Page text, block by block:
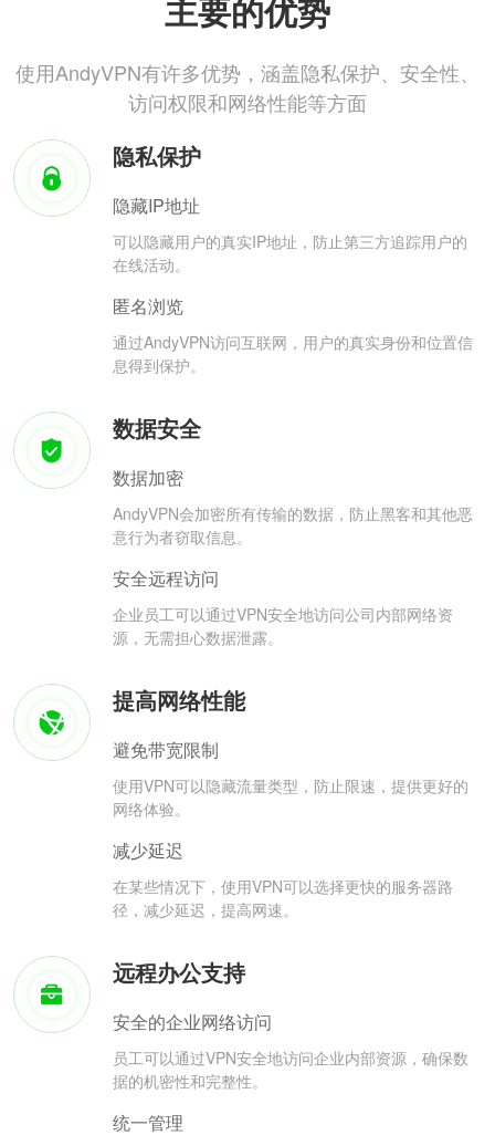
主要的优势
使用AndyVPN有许多优势，涵盖隐私保护、安全性、
访问权限和网络性能等方面
隐私保护
隐藏IP地址
可以隐藏用户的真实IP地址，防止第三方追踪用户的
在线活动。
匿名浏览
通过AndyVPN访问互联网，用户的真实身份和位置信
息得到保护。
数据安全
数据加密
AndyVPN会加密所有传输的数据，防止黑客和其他恶
意行为者窃取信息。
安全远程访问
企业员工可以通过VPN安全地访问公司内部网络资
源，无需担心数据泄露。
提高网络性能
避免带宽限制
使用VPN可以隐藏流量类型，防止限速，提供更好的
网络体验。
减少延迟
在某些情况下，使用VPN可以选择更快的服务器路
径，减少延迟，提高网速。
远程办公支持
安全的企业网络访问
员工可以通过VPN安全地访问企业内部资源，确保数
据的机密性和完整性。
统一管理